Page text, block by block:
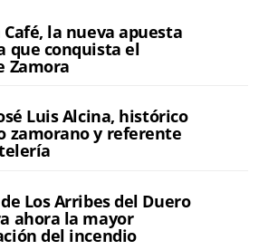
la nueva apuesta
que conquista el
Zamora
Luis Alcina, histórico
zamorano y referente
Los Arribes del Duero
ahora la mayor
del incendio